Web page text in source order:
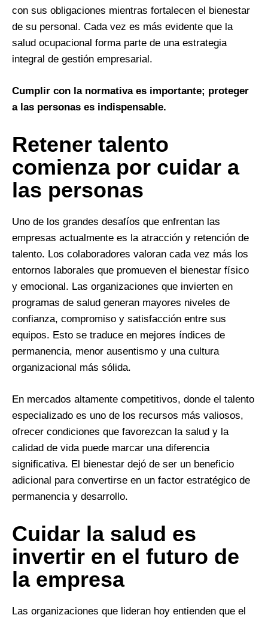
con sus obligaciones mientras fortalecen el bienestar
de su personal. Cada vez es más evidente que la
salud ocupacional forma parte de una estrategia
integral de gestión empresarial.
Cumplir con la normativa es importante; proteger
a las personas es indispensable.
Retener talento
comienza por cuidar a
las personas
Uno de los grandes desafíos que enfrentan las
empresas actualmente es la atracción y retención de
talento. Los colaboradores valoran cada vez más los
entornos laborales que promueven el bienestar físico
y emocional. Las organizaciones que invierten en
programas de salud generan mayores niveles de
confianza, compromiso y satisfacción entre sus
equipos. Esto se traduce en mejores índices de
permanencia, menor ausentismo y una cultura
organizacional más sólida.
En mercados altamente competitivos, donde el talento
especializado es uno de los recursos más valiosos,
ofrecer condiciones que favorezcan la salud y la
calidad de vida puede marcar una diferencia
significativa. El bienestar dejó de ser un beneficio
adicional para convertirse en un factor estratégico de
permanencia y desarrollo.
Cuidar la salud es
invertir en el futuro de
la empresa
Las organizaciones que lideran hoy entienden que el